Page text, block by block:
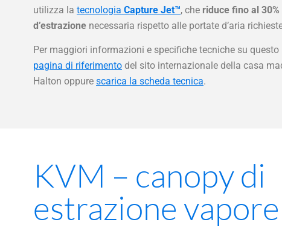
utilizza la tecnologia Capture Jet™, che riduce fino al
d’estrazionenecessaria rispetto alle portate d’aria
Per maggiori informazioni e specifiche tecniche su
pagina di riferimentodel sito internazionale della casa
Halton oppure scarica la scheda tecnica.
KVM – canopy di
estrazione